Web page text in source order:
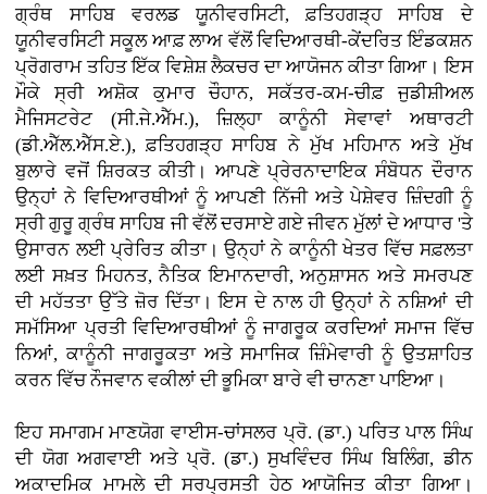
ਗ੍ਰੰਥ ਸਾਹਿਬ ਵਰਲਡ ਯੂਨੀਵਰਸਿਟੀ, ਫ਼ਤਿਹਗੜ੍ਹ ਸਾਹਿਬ ਦੇ
ਯੂਨੀਵਰਸਿਟੀ ਸਕੂਲ ਆਫ਼ ਲਾਅ ਵੱਲੋਂ ਵਿਦਿਆਰਥੀ-ਕੇਂਦਰਿਤ ਇੰਡਕਸ਼ਨ
ਪ੍ਰੋਗਰਾਮ ਤਹਿਤ ਇੱਕ ਵਿਸ਼ੇਸ਼ ਲੈਕਚਰ ਦਾ ਆਯੋਜਨ ਕੀਤਾ ਗਿਆ। ਇਸ
ਮੌਕੇ ਸ੍ਰੀ ਅਸ਼ੋਕ ਕੁਮਾਰ ਚੌਹਾਨ, ਸਕੱਤਰ-ਕਮ-ਚੀਫ਼ ਜੁਡੀਸ਼ੀਅਲ
ਮੈਜਿਸਟਰੇਟ (ਸੀ.ਜੇ.ਐੱਮ.), ਜ਼ਿਲ੍ਹਾ ਕਾਨੂੰਨੀ ਸੇਵਾਵਾਂ ਅਥਾਰਟੀ
(ਡੀ.ਐੱਲ.ਐੱਸ.ਏ.), ਫ਼ਤਿਹਗੜ੍ਹ ਸਾਹਿਬ ਨੇ ਮੁੱਖ ਮਹਿਮਾਨ ਅਤੇ ਮੁੱਖ
ਬੁਲਾਰੇ ਵਜੋਂ ਸ਼ਿਰਕਤ ਕੀਤੀ। ਆਪਣੇ ਪ੍ਰੇਰਨਾਦਾਇਕ ਸੰਬੋਧਨ ਦੌਰਾਨ
ਉਨ੍ਹਾਂ ਨੇ ਵਿਦਿਆਰਥੀਆਂ ਨੂੰ ਆਪਣੀ ਨਿੱਜੀ ਅਤੇ ਪੇਸ਼ੇਵਰ ਜ਼ਿੰਦਗੀ ਨੂੰ
ਸ੍ਰੀ ਗੁਰੂ ਗ੍ਰੰਥ ਸਾਹਿਬ ਜੀ ਵੱਲੋਂ ਦਰਸਾਏ ਗਏ ਜੀਵਨ ਮੁੱਲਾਂ ਦੇ ਆਧਾਰ 'ਤੇ
ਉਸਾਰਨ ਲਈ ਪ੍ਰੇਰਿਤ ਕੀਤਾ। ਉਨ੍ਹਾਂ ਨੇ ਕਾਨੂੰਨੀ ਖੇਤਰ ਵਿੱਚ ਸਫ਼ਲਤਾ
ਲਈ ਸਖ਼ਤ ਮਿਹਨਤ, ਨੈਤਿਕ ਇਮਾਨਦਾਰੀ, ਅਨੁਸ਼ਾਸਨ ਅਤੇ ਸਮਰਪਣ
ਦੀ ਮਹੱਤਤਾ ਉੱਤੇ ਜ਼ੋਰ ਦਿੱਤਾ। ਇਸ ਦੇ ਨਾਲ ਹੀ ਉਨ੍ਹਾਂ ਨੇ ਨਸ਼ਿਆਂ ਦੀ
ਸਮੱਸਿਆ ਪ੍ਰਤੀ ਵਿਦਿਆਰਥੀਆਂ ਨੂੰ ਜਾਗਰੂਕ ਕਰਦਿਆਂ ਸਮਾਜ ਵਿੱਚ
ਨਿਆਂ, ਕਾਨੂੰਨੀ ਜਾਗਰੂਕਤਾ ਅਤੇ ਸਮਾਜਿਕ ਜ਼ਿੰਮੇਵਾਰੀ ਨੂੰ ਉਤਸ਼ਾਹਿਤ
ਕਰਨ ਵਿੱਚ ਨੌਜਵਾਨ ਵਕੀਲਾਂ ਦੀ ਭੂਮਿਕਾ ਬਾਰੇ ਵੀ ਚਾਨਣਾ ਪਾਇਆ।
ਇਹ ਸਮਾਗਮ ਮਾਣਯੋਗ ਵਾਈਸ-ਚਾਂਸਲਰ ਪ੍ਰੋ. (ਡਾ.) ਪਰਿਤ ਪਾਲ ਸਿੰਘ
ਦੀ ਯੋਗ ਅਗਵਾਈ ਅਤੇ ਪ੍ਰੋ. (ਡਾ.) ਸੁਖਵਿੰਦਰ ਸਿੰਘ ਬਿਲਿੰਗ, ਡੀਨ
ਅਕਾਦਮਿਕ ਮਾਮਲੇ ਦੀ ਸਰਪ੍ਰਸਤੀ ਹੇਠ ਆਯੋਜਿਤ ਕੀਤਾ ਗਿਆ।